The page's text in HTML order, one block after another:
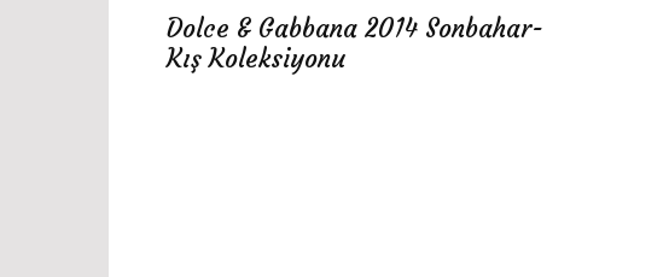
Dolce & Gabbana 2014 Sonbahar-
Kış Koleksiyonu